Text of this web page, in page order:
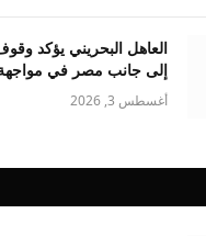
العاهل البحريني يؤكد
إلى جانب مصر في مواجهة
أغسطس 3, 2026